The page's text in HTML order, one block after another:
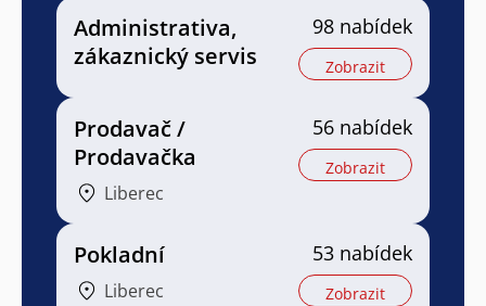
Administrativa,
zákaznický servis
98 nabídek
Zobrazit
Prodavač /
Prodavačka
Liberec
56 nabídek
Zobrazit
Pokladní
Liberec
53 nabídek
Zobrazit